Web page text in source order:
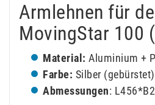
Armlehnen für
MovingStar 100
Material: Aluminium +
Farbe: Silber
Abmessungen: